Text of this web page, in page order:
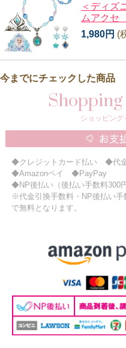
＜ディズ
ムアクセ
1,980円 (
今までにチェックした商品
ショッピン
◆クレジットカード払い ◆代金
◆Amazonペイ ◆PayPay
◆NP後払い（後払い手数料300円
※代金引換手数料・NP後払い手
で無料となります。